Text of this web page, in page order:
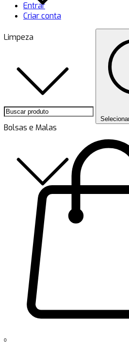
Limpeza
Bolsas e Malas
Entrar
Criar conta
0